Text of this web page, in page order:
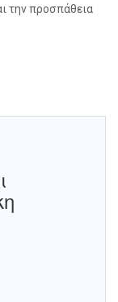
την προσπάθεια